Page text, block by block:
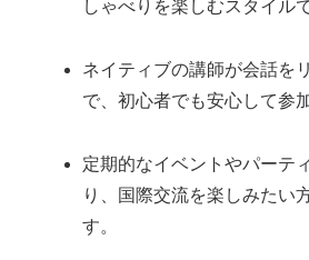
しゃべりを楽しむスタイル
ネイティブの講師が会話を
で、初心者でも安心して参
定期的なイベントやパーテ
り、国際交流を楽しみたい
す。